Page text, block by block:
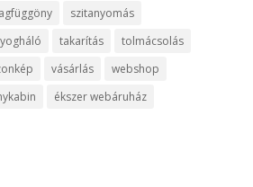
szitanyomás
takarítás
tolmácsolás
vásárlás
webshop
ékszer webáruház